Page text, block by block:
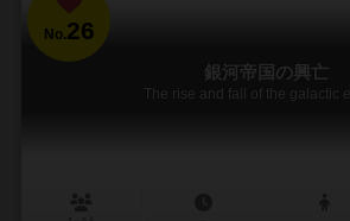
No.26
銀河帝国の興亡
The rise and fall of the galactic